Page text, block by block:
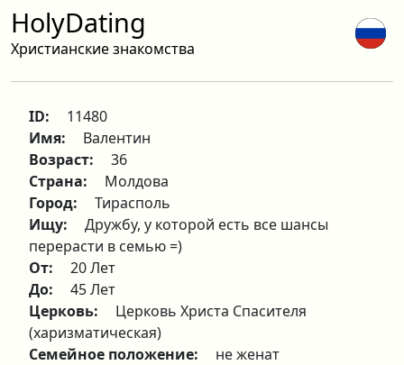
HolyDating
Христианские знакомства
ID:
11480
Имя:
Валентин
Возраст:
36
Страна:
Молдова
Город:
Тирасполь
Ищу:
Дружбу, у которой есть все шансы
перерасти в семью =)
От:
20 Лет
До:
45 Лет
Церковь:
Церковь Христа Спасителя
(харизматическая)
Семейное положение:
не женат